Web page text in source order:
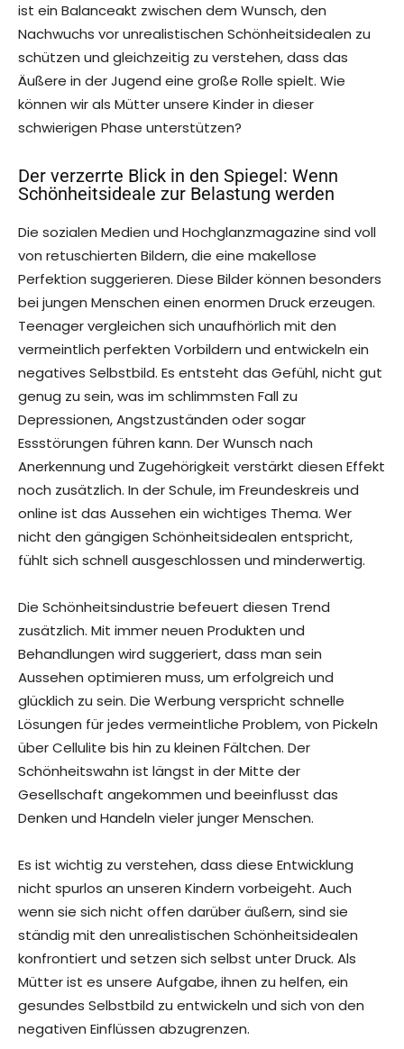
ist ein Balanceakt zwischen dem Wunsch, den
Nachwuchs vor unrealistischen Schönheitsidealen zu
schützen und gleichzeitig zu verstehen, dass das
Äußere in der Jugend eine große Rolle spielt. Wie
können wir als Mütter unsere Kinder in dieser
schwierigen Phase unterstützen?
Der verzerrte Blick in den Spiegel: Wenn
Schönheitsideale zur Belastung werden
Die sozialen Medien und Hochglanzmagazine sind voll
von retuschierten Bildern, die eine makellose
Perfektion suggerieren. Diese Bilder können besonders
bei jungen Menschen einen enormen Druck erzeugen.
Teenager vergleichen sich unaufhörlich mit den
vermeintlich perfekten Vorbildern und entwickeln ein
negatives Selbstbild. Es entsteht das Gefühl, nicht gut
genug zu sein, was im schlimmsten Fall zu
Depressionen, Angstzuständen oder sogar
Essstörungen führen kann. Der Wunsch nach
Anerkennung und Zugehörigkeit verstärkt diesen Effekt
noch zusätzlich. In der Schule, im Freundeskreis und
online ist das Aussehen ein wichtiges Thema. Wer
nicht den gängigen Schönheitsidealen entspricht,
fühlt sich schnell ausgeschlossen und minderwertig.
Die Schönheitsindustrie befeuert diesen Trend
zusätzlich. Mit immer neuen Produkten und
Behandlungen wird suggeriert, dass man sein
Aussehen optimieren muss, um erfolgreich und
glücklich zu sein. Die Werbung verspricht schnelle
Lösungen für jedes vermeintliche Problem, von Pickeln
über Cellulite bis hin zu kleinen Fältchen. Der
Schönheitswahn ist längst in der Mitte der
Gesellschaft angekommen und beeinflusst das
Denken und Handeln vieler junger Menschen.
Es ist wichtig zu verstehen, dass diese Entwicklung
nicht spurlos an unseren Kindern vorbeigeht. Auch
wenn sie sich nicht offen darüber äußern, sind sie
ständig mit den unrealistischen Schönheitsidealen
konfrontiert und setzen sich selbst unter Druck. Als
Mütter ist es unsere Aufgabe, ihnen zu helfen, ein
gesundes Selbstbild zu entwickeln und sich von den
negativen Einflüssen abzugrenzen.